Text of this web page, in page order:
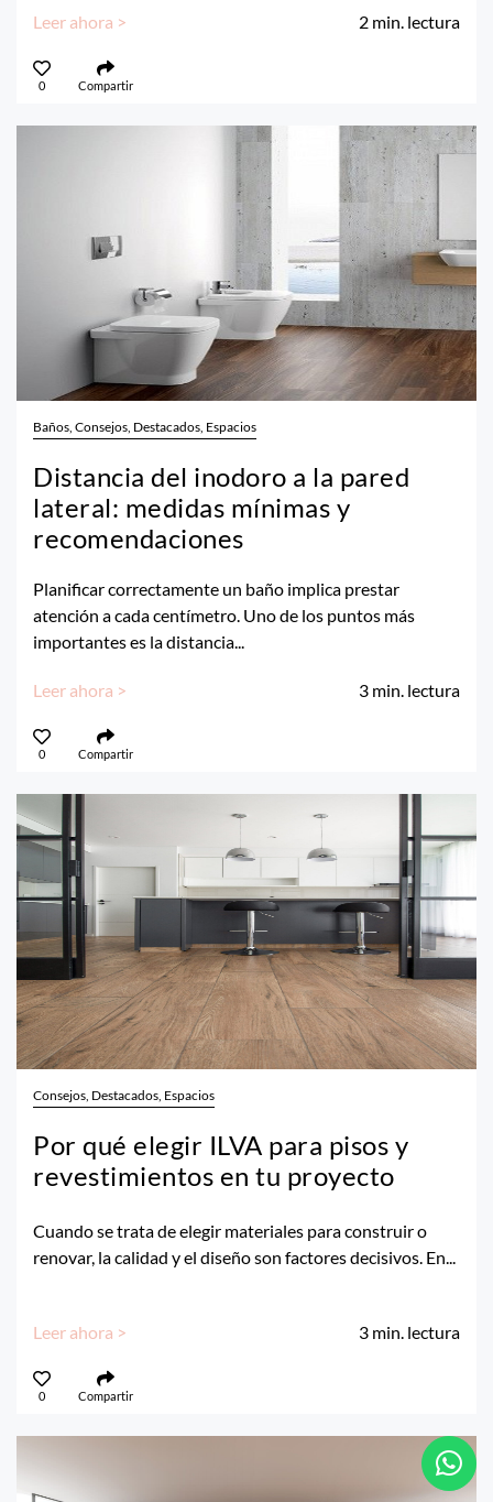
Leer ahora > 2 min. lectura
0 Compartir
Baños, Consejos, Destacados, Espacios
Distancia del inodoro a la pared
lateral: medidas mínimas y
recomendaciones
Planificar correctamente un baño implica prestar
atención a cada centímetro. Uno de los puntos más
importantes es la distancia...
Leer ahora > 3 min. lectura
0 Compartir
Consejos, Destacados, Espacios
Por qué elegir ILVA para pisos y
revestimientos en tu proyecto
Cuando se trata de elegir materiales para construir o
renovar, la calidad y el diseño son factores decisivos. En...
Leer ahora > 3 min. lectura
0 Compartir